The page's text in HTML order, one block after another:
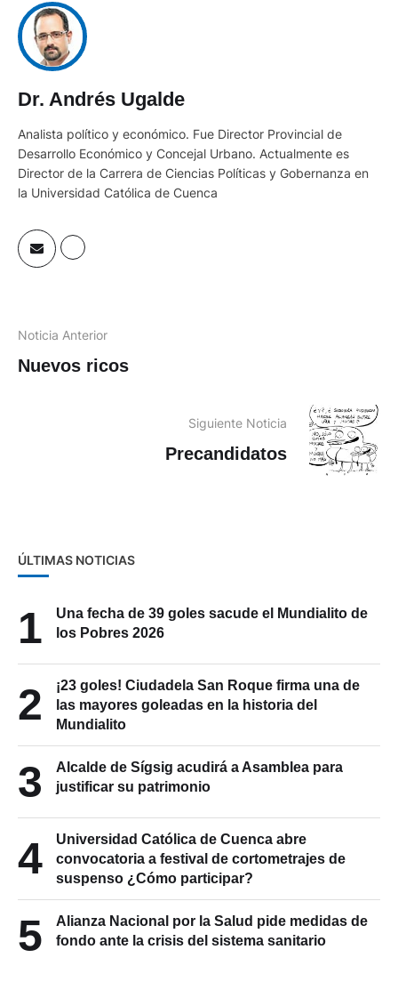
Analista político y económico. Fue Director Provincial de
Desarrollo Económico y Concejal Urbano. Actualmente es
Director de la Carrera de Ciencias Políticas y Gobernanza en
Noticia Anterior
Siguiente Noticia
1
Una fecha de 39 goles sacude el Mundialito de
2
¡23 goles! Ciudadela San Roque firma una de
las mayores goleadas en la historia del
Mundialito
3
Alcalde de Sígsig acudirá a Asamblea para
4
Universidad Católica de Cuenca abre
convocatoria a festival de cortometrajes de
suspenso ¿Cómo participar?
5
Alianza Nacional por la Salud pide medidas de